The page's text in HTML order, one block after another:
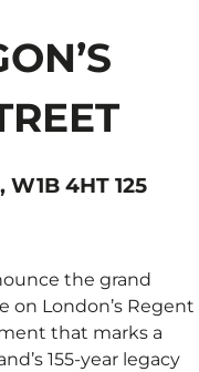
125 Regent Street, London, W1B 4HT
the grand
on London’s Regent
that marks a
155-year legacy.